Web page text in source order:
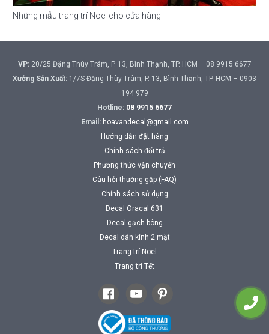
Những mẫu trang trí Noel cho cửa hàng
VP:20/25 Đặng Thùy Trâm, P. 13, Bình Thạnh, TP. HCM – 08 9915 6677
Xưởng Sản Xuất: 1/7S Đặng Thùy Trâm, P. 13, Bình Thạnh, TP. HCM – 0903
194 979
Hotline: 08 9915 6677
Email: hoavandecal@gmail.com
Hướng dẫn đặt hàng
Chính sách đổi trả
Phương thức vận chuyển
Câu hỏi thường gặp (FAQ)
Chính sách sử dụng
Decal Oracal 631
Decal gạch bông
Decal dán kính 2 mặt
Trang trí Noel
Trang trí Tết